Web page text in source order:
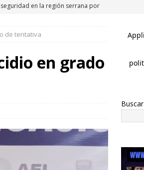
en la región serrana por
en la colonia Ramón Reyes
tenía órdenes de aprehensión
de atender las colonias con
de tentativa
en grado
Buscar